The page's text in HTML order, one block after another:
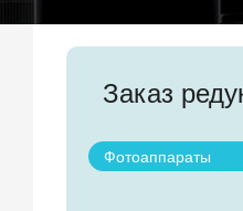
Заказ
Фотоаппараты